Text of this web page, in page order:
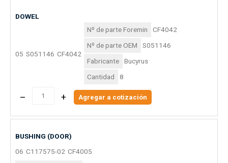
DOWEL
05 S051146 CF4042
Nº de parte Foremin
CF4042
Nº de parte OEM
S051146
Fabricante
Bucyrus
Cantidad
8
– + Agregar a cotización
BUSHING (DOOR)
06 C117575-02 CF4005